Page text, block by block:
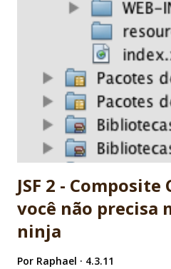
now available 9. It's a standard.
report and help! 10. Ed Burns,
Globalcode community friend!
in JSF. She's my F1 for JSF :)
Vinicius Senger
JSF 2 -
você não precisa
ninja
Por Raphael 4.3.11